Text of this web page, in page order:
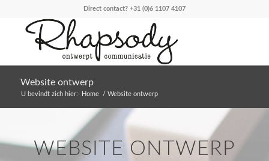
Direct contact? +31 (0)6 1107 4107
Website ontwerp
U bevindt zich hier: Home / Website ontwerp
WEBSITE ONTWERP